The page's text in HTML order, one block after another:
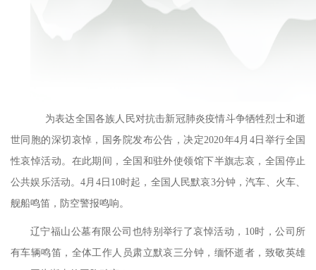
为表达全国各族人民对抗击新冠肺炎疫情斗争牺牲烈士和逝
世同胞的深切哀悼，国务院发布公告，决定2020年4月4日举行全国
性哀悼活动。在此期间，全国和驻外使领馆下半旗志哀，全国停止
公共娱乐活动。4月4日10时起，全国人民默哀3分钟，汽车、火车、
舰船鸣笛，防空警报鸣响。
辽宁福山公墓有限公司也特别举行了哀悼活动， 10时，公司所
有车辆鸣笛，全体工作人员肃立默哀三分钟，缅怀逝者，致敬英雄